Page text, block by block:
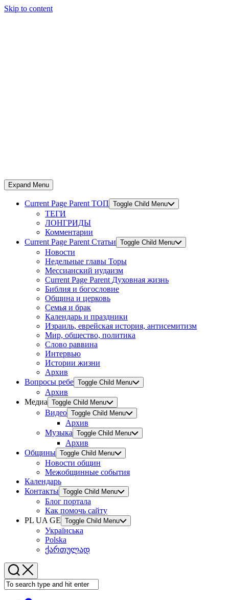
Skip to content
Expand Menu
Current Page Parent ТОП Toggle Child Menu
ТЕГИ
ЛОНГРИДЫ
Комментарии
Current Page Parent Статьи Toggle Child Menu
Новости
Недельные главы Торы
Мессианский иудаизм
Current Page Parent Духовная жизнь
Библия и богословие
Община и церковь
Семья и брак
Календарь и праздники
Израиль, еврейская история, антисемитизм
Мир, общество, политика
Слово раввина
Интервью
Истории жизни
Архив
Вопросы ребе Toggle Child Menu
Архив
Медиа Toggle Child Menu
Видео Toggle Child Menu
Архив
Музыка Toggle Child Menu
Архив
Общины Toggle Child Menu
Новости общин
Межобщинные события
Календарь
Контакты Toggle Child Menu
Блог портала
Как помочь сайту
PL UA GE Toggle Child Menu
Українська
Polska
ქართულად